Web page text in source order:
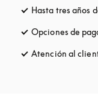
Hasta tres años
Opciones de
Atención al